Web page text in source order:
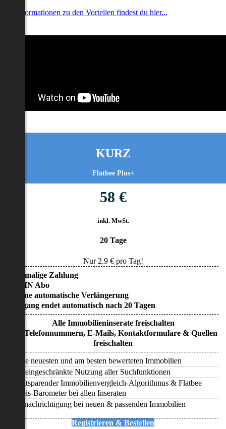
Informationen zu den Vorteilen findest du hier...
KURZ
Flatbee Plus+
58 €
inkl. MwSt.
20 Tage
Nur 2.9€ pro Tag!
• Einmalige Zahlung
• KEIN Abo
• Keine automatische Verlängerung
• Zugang endet automatisch nach 20 Tagen
Alle Immobilieninserate freischalten
Alle Telefonnummern, E-Mails, Kontaktformulare & Quellen
freischalten
Alle neuesten und am besten bewerteten Immobilien
Uneingeschränkte Nutzung aller Suchfunktionen
Zeitsparender Immobilienvergleich-Algorithmus & Flatbee
Preis-Barometer bei allen Inseraten
Benachrichtigung bei neuen & passenden Immobilien
Registrieren & Bestellen